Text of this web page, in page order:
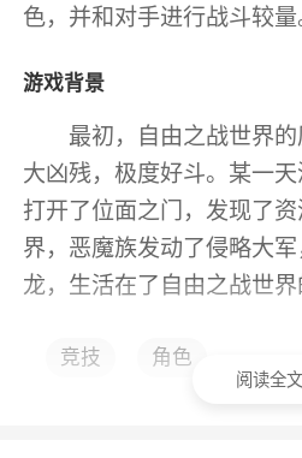
色，并和对手进行战斗较量
游戏背景
最初，自由之战世界
大凶残，极度好斗。某一天
打开了位面之门，发现了
界，恶魔族发动了侵略大
龙，生活在了自由之战世界
巨大生理优势和超强的繁
竞技 角色
阅读全文